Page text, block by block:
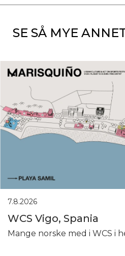
SE SÅ MYE
7.8.2026
WCS Vigo, Spania
Mange norske med i WCS i